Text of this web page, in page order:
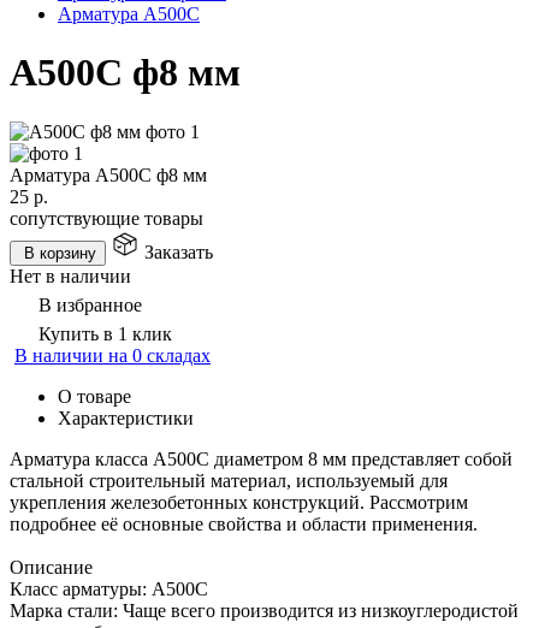
Арматура А500С
А500С ф8 мм
Арматура А500С ф8 мм
25 р.
сопутствующие товары
В корзину
Заказать
Нет в наличии
В избранное
Купить в 1 клик
В наличии на 0 складах
О товаре
Характеристики
Арматура класса А500С диаметром 8 мм представляет собой
стальной строительный материал, используемый для
укрепления железобетонных конструкций. Рассмотрим
подробнее её основные свойства и области применения.
Описание
Класс арматуры: А500С
Марка стали: Чаще всего производится из низкоуглеродистой